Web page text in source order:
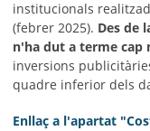
institucionals
(febrer 2025). Des de
n'ha dut a terme cap
inversions
quadre inferior dels
Enllaç a l'apartat